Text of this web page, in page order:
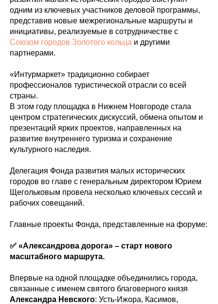
одним из ключевых участников деловой программы,
представив новые межрегиональные маршруты и
инициативы, реализуемые в сотрудничестве с
Союзом городов Золотого кольца и другими
партнерами.
«Интурмаркет» традиционно собирает
профессионалов туристической отрасли со всей
страны.
В этом году площадка в Нижнем Новгороде стала
центром стратегических дискуссий, обмена опытом и
презентаций ярких проектов, направленных на
развитие внутреннего туризма и сохранение
культурного наследия.
Делегация Фонда развития малых исторических
городов во главе с генеральным директором Юрием
Щегольковым провела несколько ключевых сессий и
рабочих совещаний.
Главные проекты Фонда, представленные на форуме:
✅ «Александрова дорога» – старт нового
масштабного маршрута.
Впервые на одной площадке объединились города,
связанные с именем святого благоверного князя
Александра Невского: Усть-Ижора, Касимов,